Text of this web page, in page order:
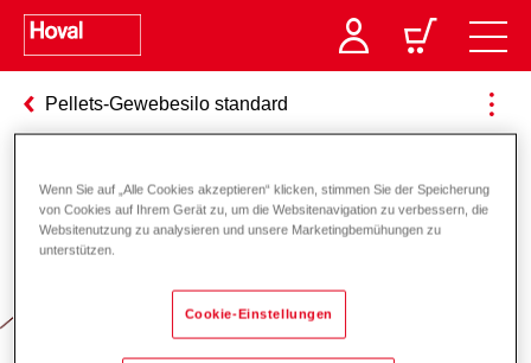
Pellets-Gewebesilo standard
Verantwortung für Energie und
Wenn Sie auf „Alle Cookies akzeptieren“ klicken, stimmen Sie der Speicherung
von Cookies auf Ihrem Gerät zu, um die Websitenavigation zu verbessern, die
Websitenutzung zu analysieren und unsere Marketingbemühungen zu
unterstützen.
Cookie-Einstellungen